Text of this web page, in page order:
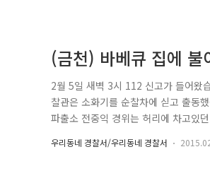
(금천) 바베큐 집에 불
2월 5일 새벽 3시 112 신고가 들어왔
찰관은 소화기를 순찰차에 싣고 출동
파출소 전중익 경위는 허리에 차고있
다. 누구 없어요~?! 경찰관과 소방관
소방관이 등에 없고 건물 밖으로 대
우리동네 경찰서/우리동네 경찰서